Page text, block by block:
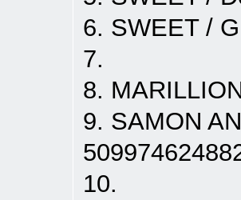
6. SWEET /
7.
8.
9. SAMON
10.